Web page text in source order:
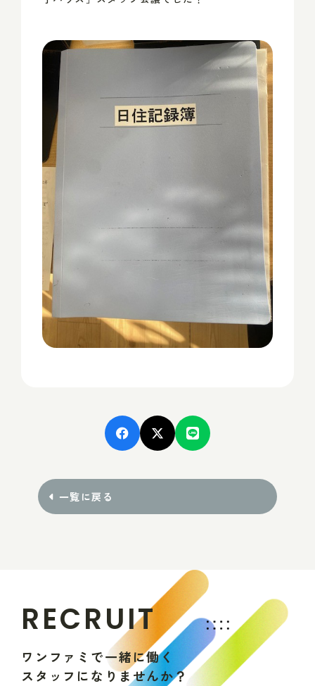
一覧に戻る
RECRUIT
ワ ン フ ァ ミ で一緒に働く
ス タ ッ フ にな りませんか？